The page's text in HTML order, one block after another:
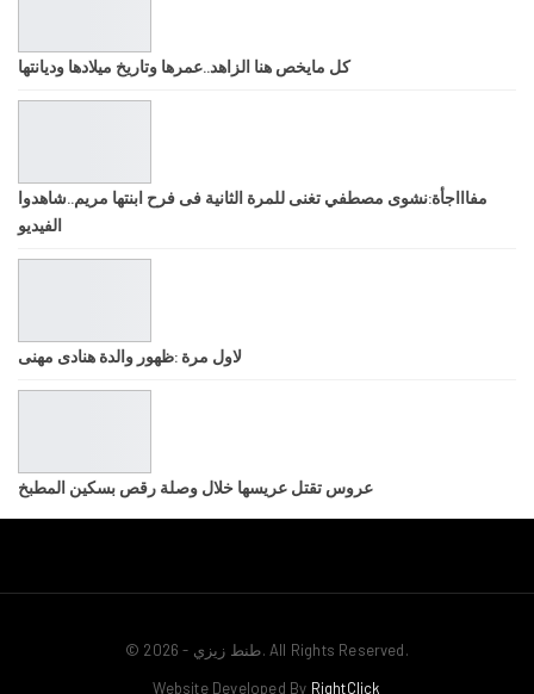
كل مايخص هنا الزاهد..عمرها وتاريخ ميلادها وديانتها
مفاااجأة:نشوى مصطفي تغنى للمرة الثانية فى فرح ابنتها مريم..شاهدوا
الفيديو
لاول مرة :ظهور والدة هنادى مهنى
عروس تقتل عريسها خلال وصلة رقص بسكين المطبخ
© 2026 - طنط زيزي. All Rights Reserved.
Website Developed By RightClick